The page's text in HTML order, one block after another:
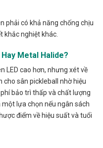
phải có khả năng chống chịu
khắc nghiệt khác.
Metal Halide?
LED cao hơn, nhưng xét về
cho sân pickleball nhờ hiệu
bảo trì thấp và chất lượng
lựa chọn nếu ngân sách
điểm về hiệu suất và tuổi